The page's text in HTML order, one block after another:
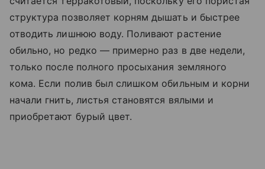
структура позволяет корням дышать и быстрее
отводить лишнюю воду. Поливают растение
обильно, но редко — примерно раз в две недели,
только после полного просыхания земляного
кома. Если полив был слишком обильным и корни
начали гнить, листья становятся вялыми и
приобретают бурый цвет.